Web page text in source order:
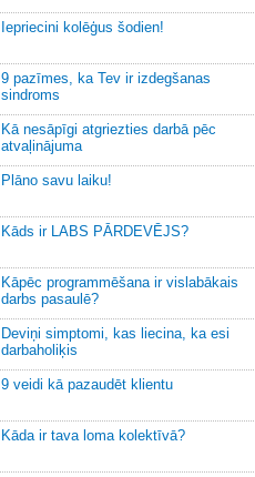
Iepriecini kolēģus šodien!
9 pazīmes, ka Tev ir izdegšanas
sindroms
Kā nesāpīgi atgriezties darbā pēc
atvaļinājuma
Plāno savu laiku!
Kāds ir LABS PĀRDEVĒJS?
Kāpēc programmēšana ir vislabākais
darbs pasaulē?
Deviņi simptomi, kas liecina, ka esi
darbaholiķis
9 veidi kā pazaudēt klientu
Kāda ir tava loma kolektīvā?